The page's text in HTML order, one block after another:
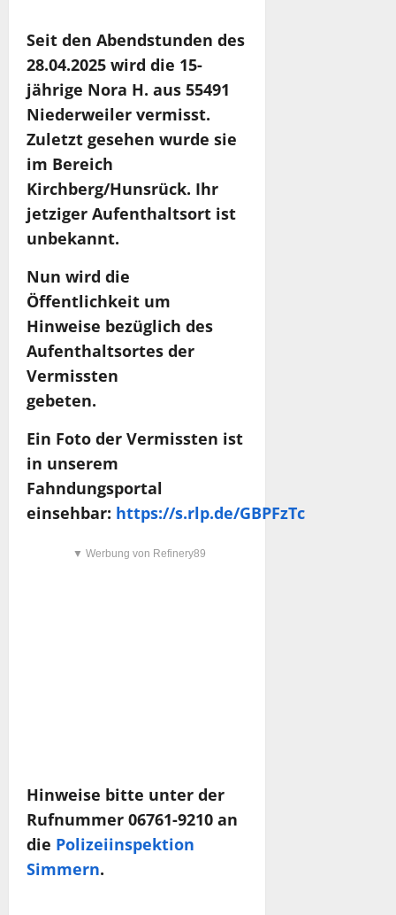
Seit den Abendstunden des
28.04.2025 wird die 15-
jährige Nora H. aus 55491
Niederweiler vermisst.
Zuletzt gesehen wurde sie
im Bereich
Kirchberg/Hunsrück. Ihr
jetziger Aufenthaltsort ist
unbekannt.
Nun wird die
Öffentlichkeit um
Hinweise bezüglich des
Aufenthaltsortes der
Vermissten
gebeten.
Ein Foto der Vermissten ist
in unserem
Fahndungsportal
einsehbar: https://s.rlp.de/GBPFzTc
▼ Werbung von Refinery89
Hinweise bitte unter der
Rufnummer 06761-9210 an
die Polizeiinspektion
Simmern.